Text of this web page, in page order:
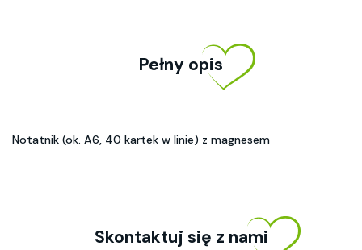
Pełny opis
Notatnik (ok. A6, 40 kartek w linie) z magnesem
Skontaktuj się z nami